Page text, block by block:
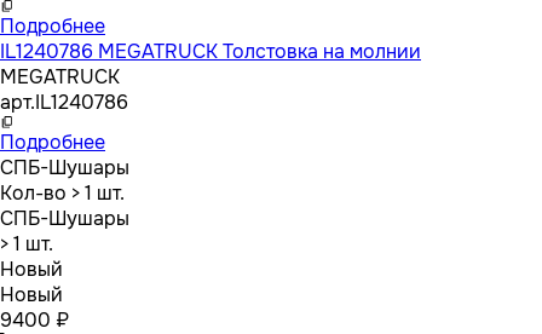
Подробнее
IL1240786 MEGATRUCK Толстовка на молнии
MEGATRUCK
арт.IL1240786
Подробнее
СПБ-Шушары
Кол-во > 1 шт.
СПБ-Шушары
> 1 шт.
Новый
Новый
9400 ₽